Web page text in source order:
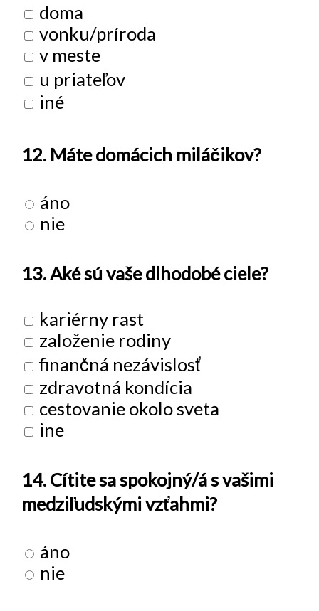
doma
vonku/príroda
v meste
u priateľov
iné
12. Máte domácich miláčikov?
áno
nie
13. Aké sú vaše dlhodobé ciele?
kariérny rast
založenie rodiny
finančná nezávislosť
zdravotná kondícia
cestovanie okolo sveta
ine
14. Cítite sa spokojný/á s vašimi
medziľudskými vzťahmi?
áno
nie